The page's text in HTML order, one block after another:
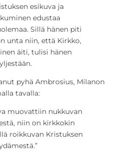
esikuva ja
edustaa
Sillä hänen piti
unta niin, että Kirkko,
äiti, tulisi hänen
pyhä Ambrosius, Milanon
tavalla:
muovattiin nukkuvan
niin on kirkkokin
roikkuvan Kristuksen